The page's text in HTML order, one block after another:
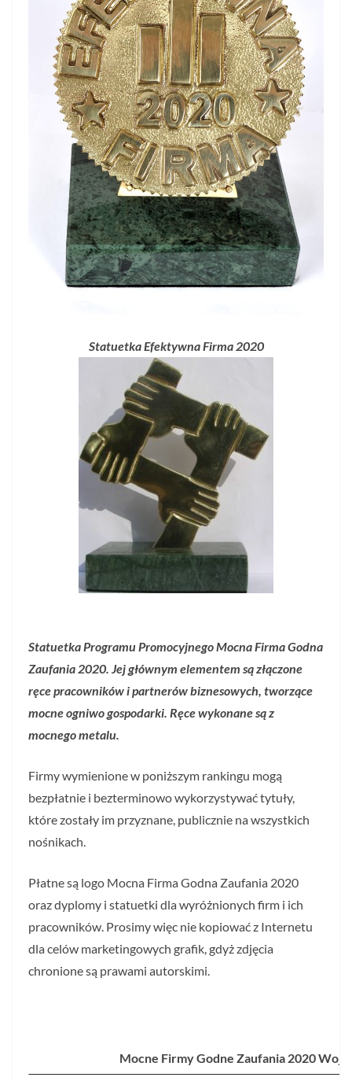
Statuetka Efektywna Firma 2020
Statuetka Programu Promocyjnego Mocna Firma Godna
Zaufania 2020. Jej głównym elementem są złączone
ręce pracowników i partnerów biznesowych, tworzące
mocne ogniwo gospodarki. Ręce wykonane są z
mocnego metalu.
Firmy wymienione w poniższym rankingu mogą
bezpłatnie i bezterminowo wykorzystywać tytuły,
które zostały im przyznane, publicznie na wszystkich
nośnikach.
Płatne są logo Mocna Firma Godna Zaufania 2020
oraz dyplomy i statuetki dla wyróżnionych firm i ich
pracowników. Prosimy więc nie kopiować z Internetu
dla celów marketingowych grafik, gdyż zdjęcia
chronione są prawami autorskimi.
Mocne Firmy Godne Zaufania 2020